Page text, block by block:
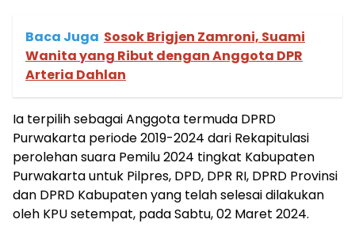
Baca Juga Sosok Brigjen Zamroni, Suami
Wanita yang Ribut dengan Anggota DPR
Arteria Dahlan
Ia terpilih sebagai Anggota termuda DPRD
Purwakarta periode 2019-2024 dari Rekapitulasi
perolehan suara Pemilu 2024 tingkat Kabupaten
Purwakarta untuk Pilpres, DPD, DPR RI, DPRD Provinsi
dan DPRD Kabupaten yang telah selesai dilakukan
oleh KPU setempat, pada Sabtu, 02 Maret 2024.